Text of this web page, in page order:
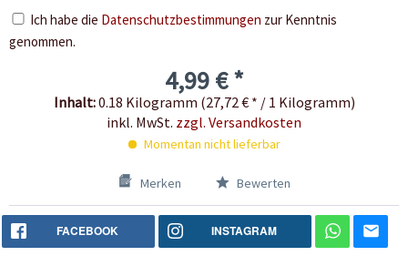
Ich habe die Datenschutzbestimmungen zur Kenntnis
genommen.
4,99 € *
Inhalt:0.18 Kilogramm (27,72 € * / 1 Kilogramm)
inkl. MwSt. zzgl. Versandkosten
Momentan nicht lieferbar
Merken Bewerten
FACEBOOK INSTAGRAM